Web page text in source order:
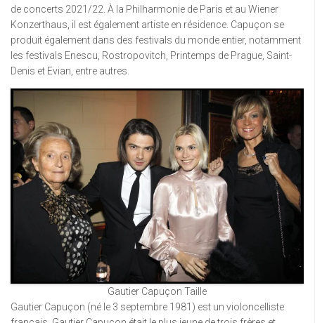
de concerts 2021/22. À la Philharmonie de Paris et au Wiener
Konzerthaus, il est également artiste en résidence. Capuçon se
produit également dans des festivals du monde entier, notamment
les festivals Enescu, Rostropovitch, Printemps de Prague, Saint-
Denis et Evian, entre autres.
Gautier Capuçon Taille
Gautier Capuçon (né le 3 septembre 1981) est un violoncelliste